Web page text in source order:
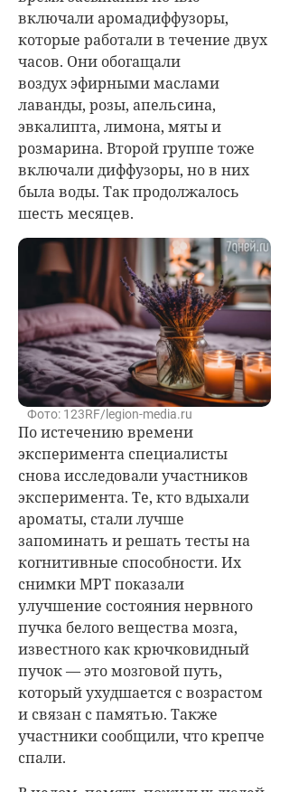
включали аромадиффузоры,
которые работали в течение двух
часов. Они обогащали
воздух эфирными маслами
лаванды, розы, апельсина,
эвкалипта, лимона, мяты и
розмарина. Второй группе тоже
включали диффузоры, но в них
была воды. Так продолжалось
шесть месяцев.
Фото: 123RF/legion-media.ru
По истечению времени
эксперимента специалисты
снова исследовали участников
эксперимента. Те, кто вдыхали
ароматы, стали лучше
запоминать и решать тесты на
когнитивные способности. Их
снимки МРТ показали
улучшение состояния нервного
пучка белого вещества мозга,
известного как крючковидный
пучок — это мозговой путь,
который ухудшается с возрастом
и связан с памятью. Также
участники сообщили, что крепче
спали.